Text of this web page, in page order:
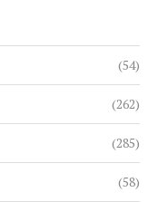
(54)
(262)
(285)
(58)